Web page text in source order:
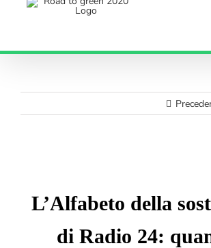
L’Alfabeto della
di Radio 24: